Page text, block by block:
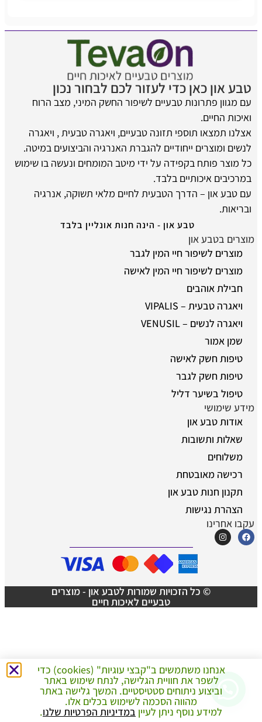
טבע און כאן כדי לעזור לכם לבחור נכון
עם מגוון פתרונות טבעיים לשיפור החשק המיני, מצב הרוח
ואיכות החיים.
אצלנו תמצאו תוספי תזונה טבעיים, ויאגרה טבעית , ויאגרה
לנשים ומוצרים ייחודיים להגברת האנרגיה והביצועים במיטה.
כל מוצר פותח בקפידה על ידי מיטב המומחים ונעשה בו שימוש
במרכיבים איכותיים בלבד.
עם טבע און – הדרך הטבעית לחיים מלאי תשוקה, אנרגיה
ובריאות.
טבע און - הינה חנות אונליין בלבד
מוצרים בטבע און
מוצרים לשיפור חיי המין לגבר
מוצרים לשיפור חיי המין לאישה
חבילת אוהבים
ויאגרה טבעית – VIPALIS
ויאגרה לנשים – VENUSIL
שמן אמור
טיפות חשק לאישה
טיפות חשק לגבר
טיפול בשיער דליל
מידע שימושי
אודות טבע און
שאלות ותשובות
משלוחים
רכישה מאובטחת
תקנון חנות טבע און
הצהרת נגישות
עקבו אחרינו
© כל הזכויות שמורות לטבע און - מוצרים
טבעיים לאיכות חיים
צריך עזרה ברכישה?
אנחנו משתמשים ב"קבצי עוגיות" (cookies) כדי
לשפר את חוויית הגלישה, לנתח שימוש באתר
וביצוע ניתוחים סטטיסטיים. המשך גלישה באתר
מהווה הסכמה לשימוש בכלים אלו.
למידע נוסף ניתן לעיין במדיניות הפרטיות שלנו.